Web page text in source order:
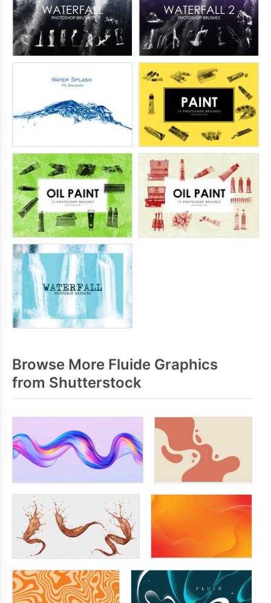
Browse More Fluide Graphics
from Shutterstock